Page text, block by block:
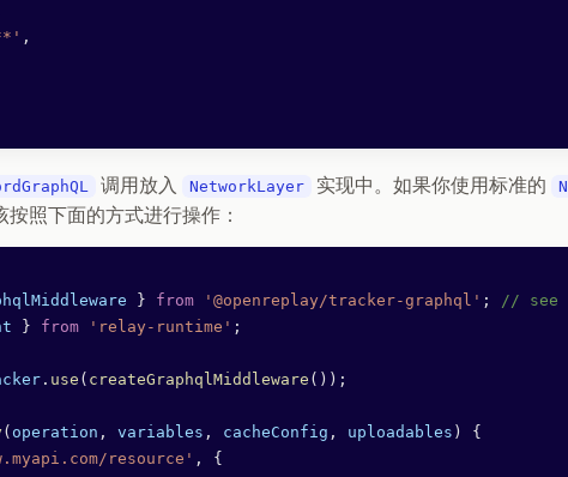
,
调用放入 NetworkLayer 实现中。如果你使用标准的
照下面的方式进行操作：
} from '@openreplay/tracker-graphql' ; // see
} from 'relay-runtime' ;
. use ( createGraphqlMiddleware ());
( operation , variables , cacheConfig , uploadables ) {
resource' , {